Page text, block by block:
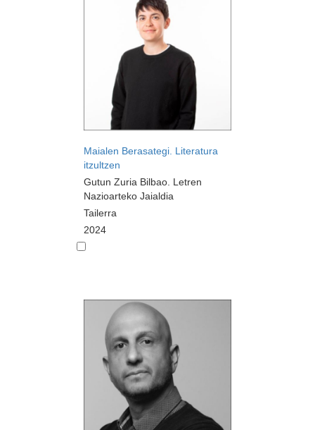
Maialen Berasategi. Literatura
itzultzen
Gutun Zuria Bilbao. Letren
Nazioarteko Jaialdia
Tailerra
2024